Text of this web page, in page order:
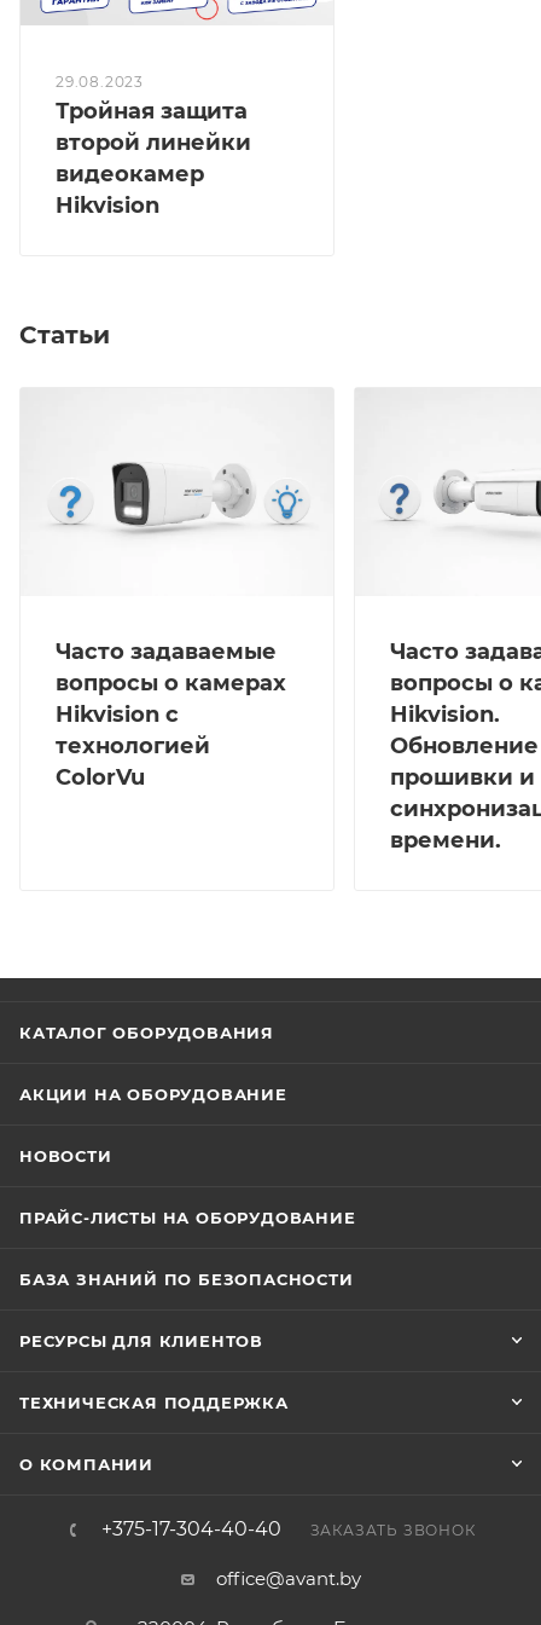
29.08.2023
Тройная защита
второй линейки
видеокамер
Hikvision
Статьи
Часто задаваемые
вопросы о камерах
Hikvision с
технологией
ColorVu
Часто
вопросы о
Hikvision.
Обновление
прошивки и
времени.
КАТАЛОГ ОБОРУДОВАНИЯ
АКЦИИ НА ОБОРУДОВАНИЕ
НОВОСТИ
ПРАЙС-ЛИСТЫ НА ОБОРУДОВАНИЕ
БАЗА ЗНАНИЙ ПО БЕЗОПАСНОСТИ
РЕСУРСЫ ДЛЯ КЛИЕНТОВ
ТЕХНИЧЕСКАЯ ПОДДЕРЖКА
О КОМПАНИИ
+375-17-304-40-40 ЗАКАЗАТЬ ЗВОНОК
office@avant.by